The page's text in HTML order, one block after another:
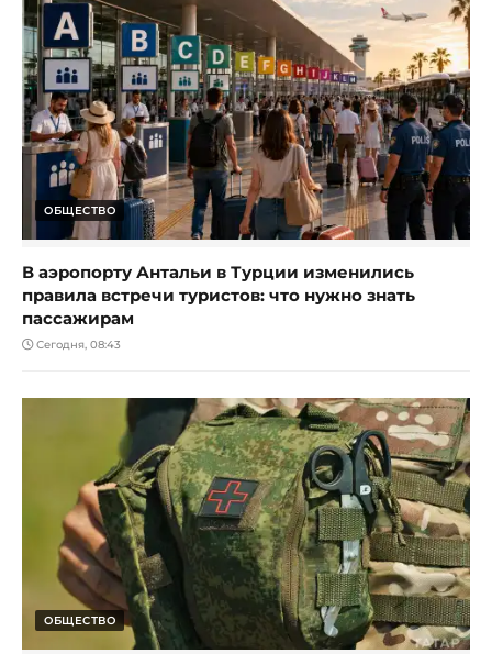
ОБЩЕСТВО
В аэропорту Антальи в Турции изменились
правила встречи туристов: что нужно знать
пассажирам
Сегодня, 08:43
ОБЩЕСТВО